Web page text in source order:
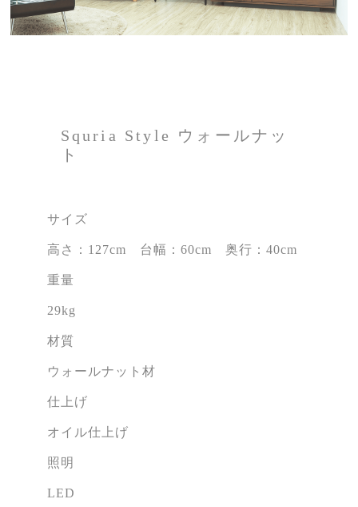
Squria Style ウォールナッ
ト
サイズ
高さ：127cm 台幅：60cm 奥行：40cm
重量
29kg
材質
ウォールナット材
仕上げ
オイル仕上げ
照明
LED